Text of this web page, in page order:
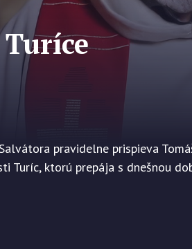
pravidelne prispieva
Turíc, ktorú prepája s dnešnou